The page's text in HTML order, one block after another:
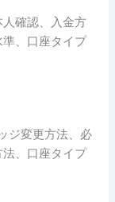
確認、入金方
、口座タイプ
ジ変更方法、必
、口座タイプ